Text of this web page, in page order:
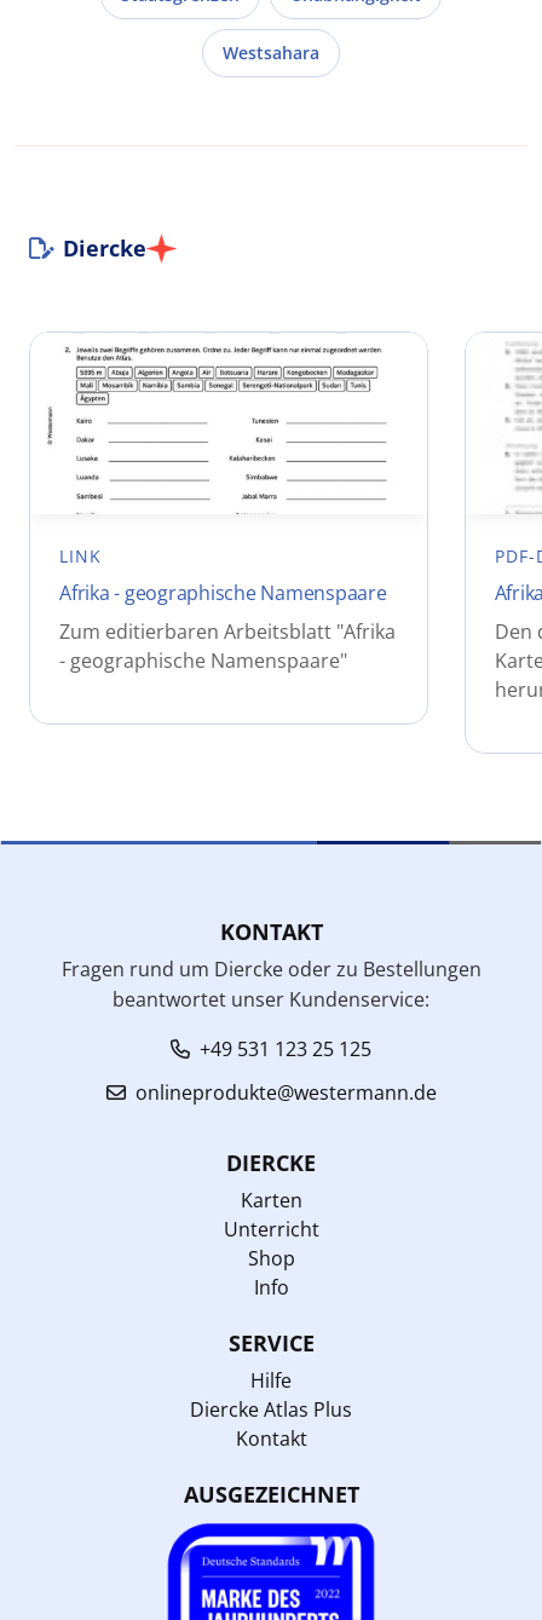
Westsahara
Diercke
LINK
Afrika - geographische Namenspaare
Zum editierbaren Arbeitsblatt "Afrika
- geographische Namenspaare"
PDF-
Den
KONTAKT
Fragen rund um Diercke oder zu Bestellungen
beantwortet unser Kundenservice:
+49 531 123 25 125
onlineprodukte@westermann.de
DIERCKE
Karten
Unterricht
Shop
Info
SERVICE
Hilfe
Diercke Atlas Plus
Kontakt
AUSGEZEICHNET